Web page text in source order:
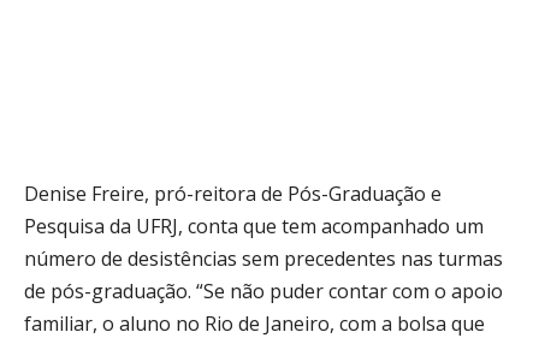
Denise Freire, pró-reitora de Pós-Graduação e
Pesquisa da UFRJ, conta que tem acompanhado um
número de desistências sem precedentes nas turmas
de pós-graduação. “Se não puder contar com o apoio
familiar, o aluno no Rio de Janeiro, com a bolsa que